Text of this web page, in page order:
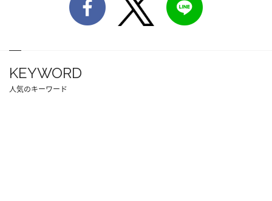
KEYWORD
人気のキーワード